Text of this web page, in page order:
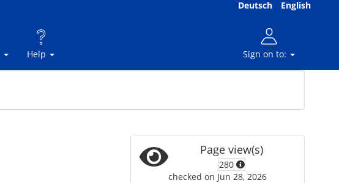
Deutsch English
Help Sign on to:
Page view(s)
280
checked on Jun 28, 2026